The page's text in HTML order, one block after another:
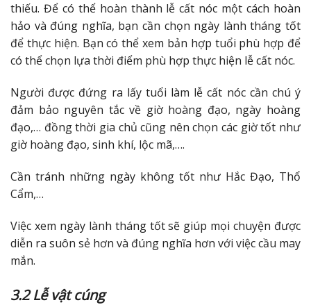
thiếu. Để có thể hoàn thành lễ cất nóc một cách hoàn
hảo và đúng nghĩa, bạn cần chọn ngày lành tháng tốt
để thực hiện. Bạn có thể xem bản hợp tuổi phù hợp để
có thể chọn lựa thời điểm phù hợp thực hiện lễ cất nóc.
Người được đứng ra lấy tuổi làm lễ cất nóc cần chú ý
đảm bảo nguyên tắc về giờ hoàng đạo, ngày hoàng
đạo,… đồng thời gia chủ cũng nên chọn các giờ tốt như
giờ hoàng đạo, sinh khí, lộc mã,….
Cần tránh những ngày không tốt như Hắc Đạo, Thổ
Cẩm,…
Việc xem ngày lành tháng tốt sẽ giúp mọi chuyện được
diễn ra suôn sẻ hơn và đúng nghĩa hơn với việc cầu may
mắn.
3.2 Lễ vật cúng